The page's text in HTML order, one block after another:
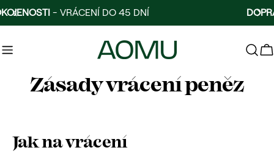
Přejít
DOPRAVA ZDARMA OD 1000 KČ
Zásady vrácení peněz
Jak na vrácení